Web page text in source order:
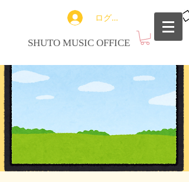
ログイン
SHUTO MUSIC OFFICE